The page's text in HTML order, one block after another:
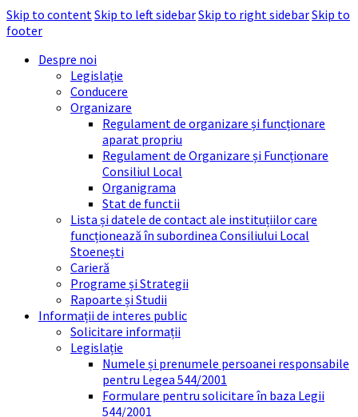
Skip to contentSkip to left sidebarSkip to right sidebarSkip to
footer
Despre noi
Legislație
Conducere
Organizare
Regulament de organizare și funcționare
aparat propriu
Regulament de Organizare și Funcționare
Consiliul Local
Organigrama
Stat de functii
Lista și datele de contact ale instituțiilor care
funcționează în subordinea Consiliului Local
Stoenești
Carieră
Programe și Strategii
Rapoarte și Studii
Informații de interes public
Solicitare informații
Legislație
Numele și prenumele persoanei responsabile
pentru Legea 544/2001
Formulare pentru solicitare în baza Legii
544/2001